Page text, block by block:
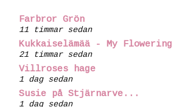
Farbror Grön
11 timmar sedan
Kukkaiselämää - My
21 timmar sedan
Villroses hage
1 dag sedan
Susie på Stjärnarve...
1 dag sedan